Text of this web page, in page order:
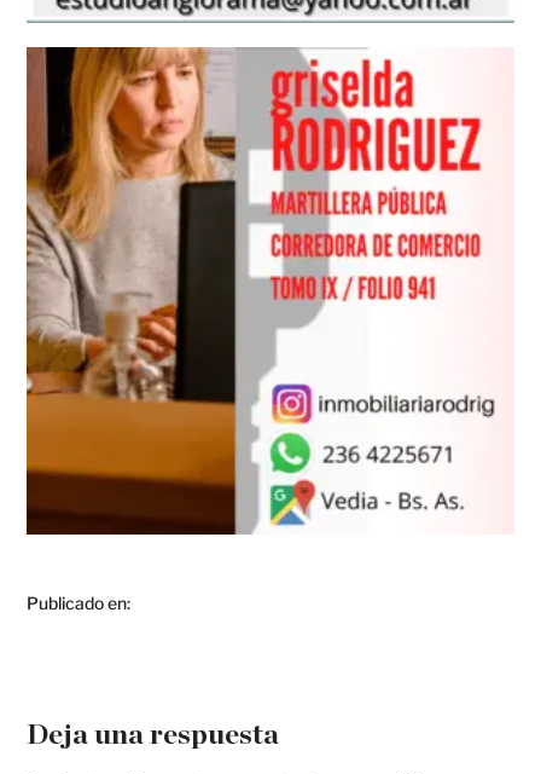
Publicado en:
Deja una respuesta